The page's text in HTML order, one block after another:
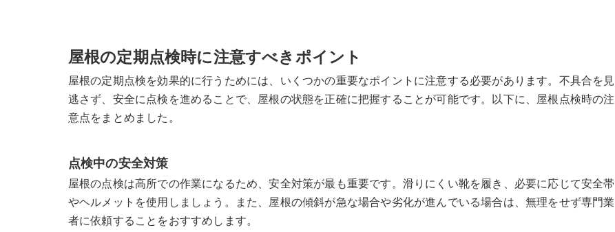
屋根の定期点検時に注意すべきポイント
屋根の定期点検を効果的に行うためには、いくつかの重要なポイントに注意する必要があります。不具合を見
逃さず、安全に点検を進めることで、屋根の状態を正確に把握することが可能です。以下に、屋根点検時の注
意点をまとめました。
点検中の安全対策
屋根の点検は高所での作業になるため、安全対策が最も重要です。滑りにくい靴を履き、必要に応じて安全帯
やヘルメットを使用しましょう。また、屋根の傾斜が急な場合や劣化が進んでいる場合は、無理をせず専門業
者に依頼することをおすすめします。